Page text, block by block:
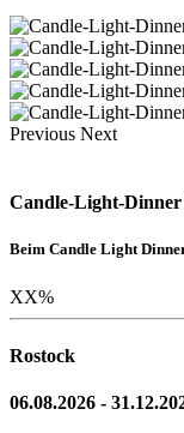
Previous Next
Candle-Light-
Beim Candle Light
XX%
Rostock
06.08.2026 -